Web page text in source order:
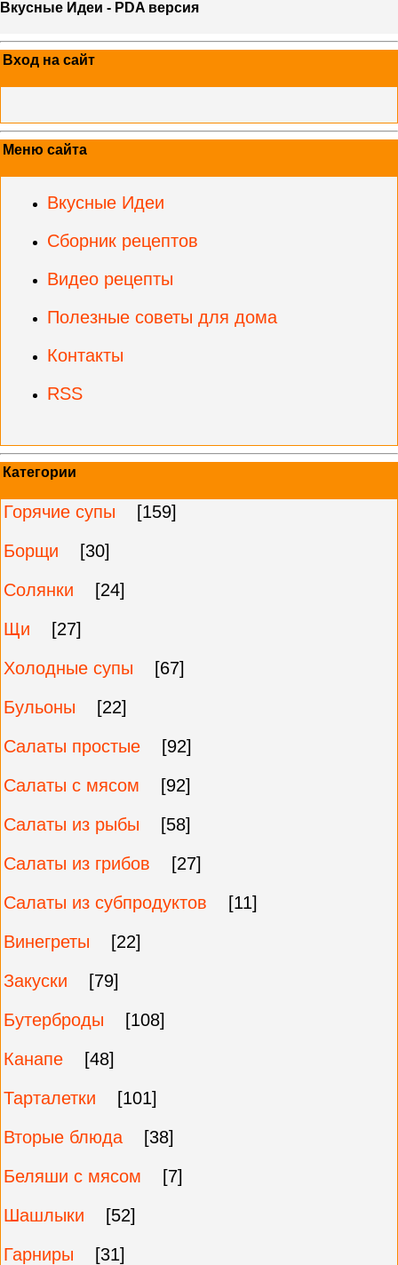
Вкусные Идеи - PDA версия
Вход на сайт
Меню сайта
Вкусные Идеи
Сборник рецептов
Видео рецепты
Полезные советы для дома
Контакты
RSS
Категории
Горячие супы
[159]
Борщи
[30]
Солянки
[24]
Щи
[27]
Холодные супы
[67]
Бульоны
[22]
Салаты простые
[92]
Салаты с мясом
[92]
Салаты из рыбы
[58]
Салаты из грибов
[27]
Салаты из субпродуктов
[11]
Винегреты
[22]
Закуски
[79]
Бутерброды
[108]
Канапе
[48]
Тарталетки
[101]
Вторые блюда
[38]
Беляши с мясом
[7]
Шашлыки
[52]
Гарниры
[31]